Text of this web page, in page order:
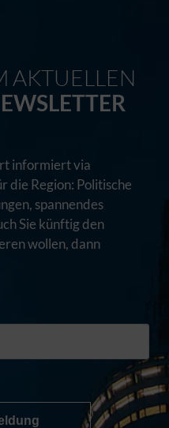
AKTUELLEN
informiert via
die Region: Politische
spannendes
Sie künftig den
wollen, dann